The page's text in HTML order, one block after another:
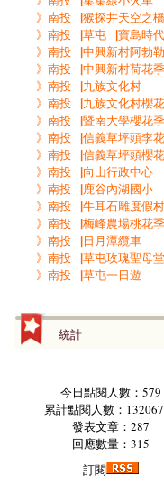
》南投▕猴探井天空之橋
》南投▕草屯▕寶島時
》南投▕中興新村阿勃
》南投▕中興新村荷花季
》南投▕九族文化村
》南投▕九族文化村櫻
》南投▕暨南大學櫻花季
》南投▕信義草坪頭李
》南投▕信義草坪頭櫻
》南投▕向山行政中心
》南投▕鹿谷內湖國小
》南投▕牛耳石雕度假村
》南投▕梅峰農場桃花季
》南投▕日月潭纜車
》南投▕草屯玫瑰聖母堂
》南投▕草屯一日遊
統計
今日點閱人數：579
累計點閱人數：
發表文章：287
回應數量：315
訂閱